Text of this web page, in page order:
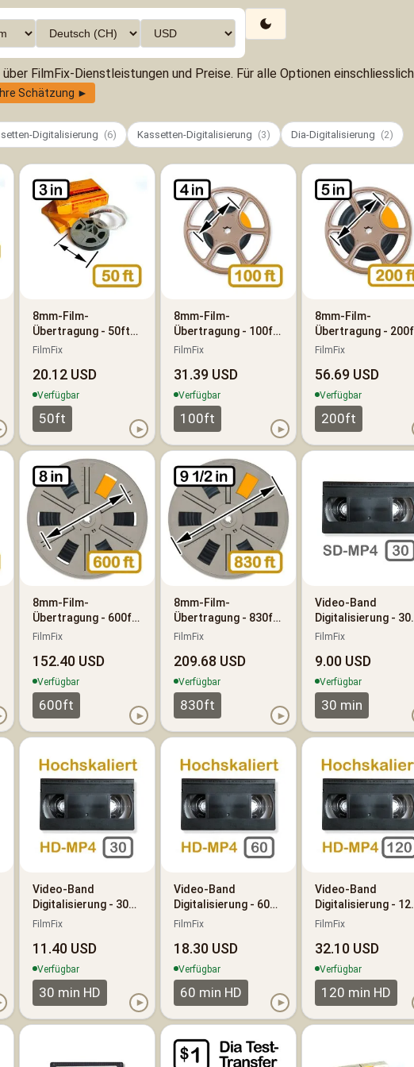
FilmFix-Dienstleistungen und Preise. Für alle Optionen einschliesslich
Schätzung ►
Digitalisierung (6) Kassetten-Digitalisierung (3) Dia-Digitalisierung (2)
8mm-Film-
Übertragung - 50ft
(15m)
FilmFix
20.12 USD
Verfügbar
50ft
►
8mm-Film-
Übertragung - 100ft
(30m)
FilmFix
31.39 USD
Verfügbar
100ft
►
8mm-Film-
Übertragung -
(60m)
FilmFix
56.69 USD
Verfügbar
200ft
8mm-Film-
Übertragung - 600ft
(180m)
FilmFix
152.40 USD
Verfügbar
600ft
►
8mm-Film-
Übertragung - 830ft
(250m)
FilmFix
209.68 USD
Verfügbar
830ft
►
Video-Band
Digitalisierung - 30
Minuten -
(SD)
FilmFix
9.00 USD
Verfügbar
30 min
Video-Band
Digitalisierung - 30
Minuten - High
hochskaliert)
FilmFix
11.40 USD
Verfügbar
30 min HD
►
Video-Band
Digitalisierung - 60
Minuten - High
hochskaliert)
FilmFix
18.30 USD
Verfügbar
60 min HD
►
Video-Band
Digitalisierung -
Minuten - High
hochskaliert)
FilmFix
32.10 USD
Verfügbar
120 min HD